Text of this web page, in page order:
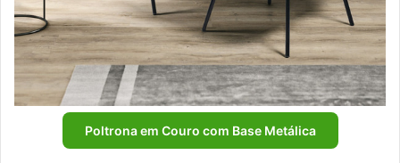
Poltrona em Couro com Base Metálica